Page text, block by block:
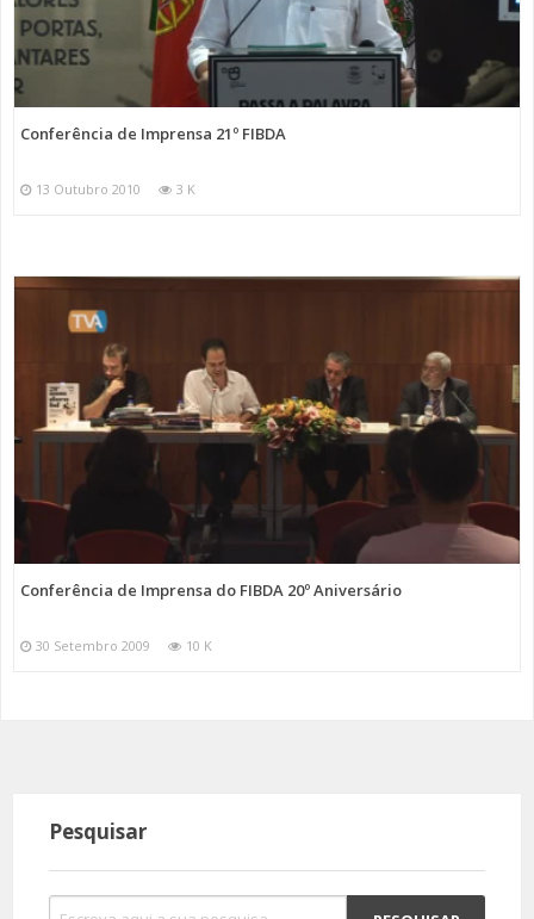
Conferência de Imprensa 21º FIBDA
13 Outubro 2010 3 K
Conferência de Imprensa do FIBDA 20º Aniversário
30 Setembro 2009 10 K
Pesquisar